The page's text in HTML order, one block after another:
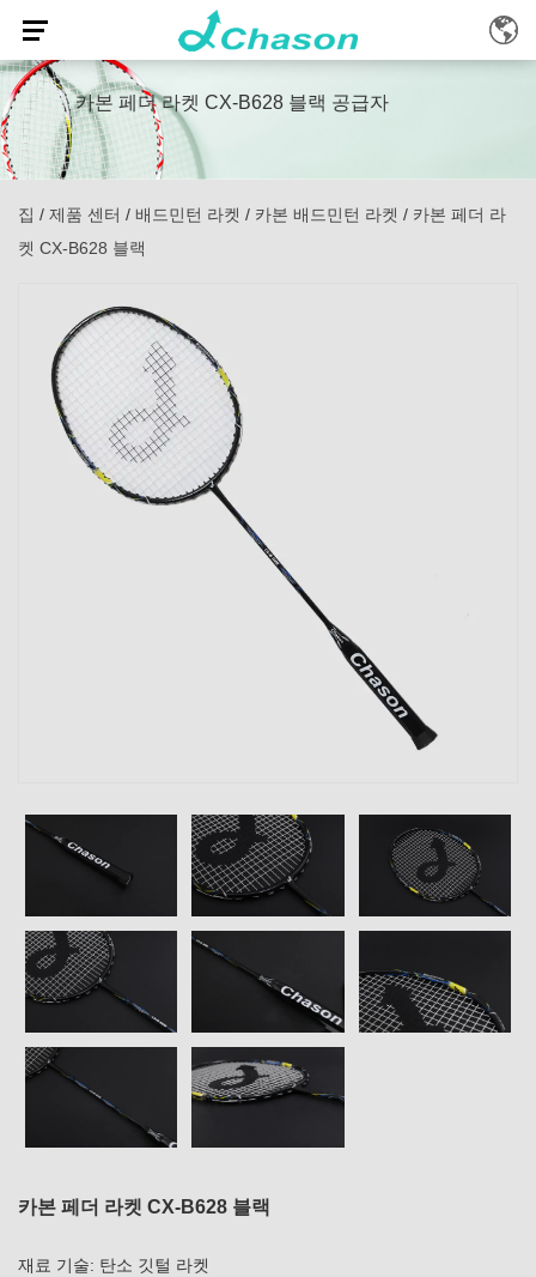
카본 페더 라켓 CX-B628 블랙 공급자
집 / 제품 센터 / 배드민턴 라켓 / 카본 배드민턴 라켓 / 카본 페더 라
켓 CX-B628 블랙
카본 페더 라켓 CX-B628 블랙
재료 기술: 탄소 깃털 라켓